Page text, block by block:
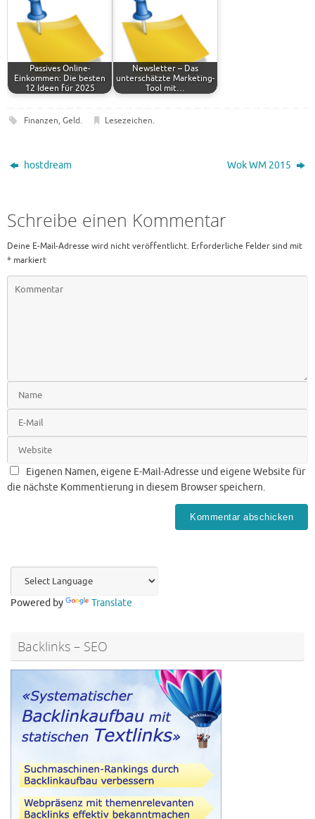
Passives Online-
Einkommen: Die besten
12 Ideen für 2025
Newsletter – Das
unterschätzte Marketing-
Tool mit…
Finanzen, Geld. Lesezeichen.
hostdream Wok WM 2015
Schreibe einen Kommentar
Deine E-Mail-Adresse wird nicht veröffentlicht. Erforderliche Felder sind mit
* markiert
Eigenen Namen, eigene E-Mail-Adresse und eigene Website für
die nächste Kommentierung in diesem Browser speichern.
Powered by Translate
Backlinks – SEO